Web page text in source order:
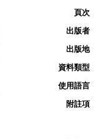
頁次
出版者
出版地
資料類型
使用語言
附註項